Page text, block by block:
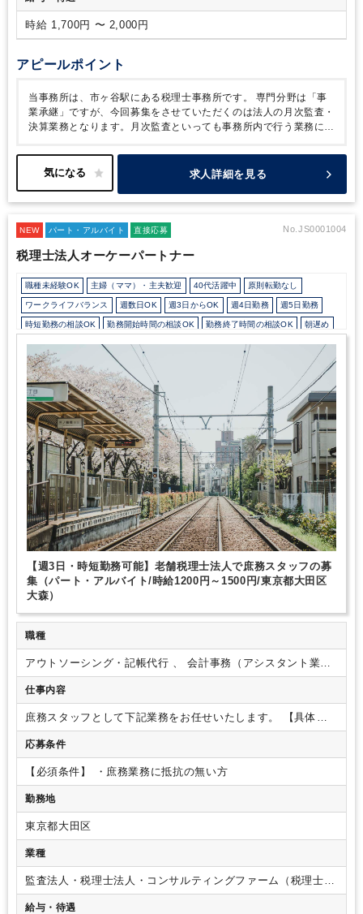
能です。臨機応変に対応させていただきまので、まずはご希望
をお聞かせください。・お子様等、ご親族の急な病気でのお
時給 1,700円 〜 2,000円
アピールポイント
当事務所は、市ヶ谷駅にある税理士事務所です。
専門分野は「事
業承継」ですが、今回募集をさせていただくのは法人の月次監査・
決算業務となります。月次監査といっても事務所内で行う業務にな
するのは所長が行い、皆様にはzoom等のオンラインで事務所内か
ら参加していただき、所長をフォローしていただく形となります。
での月次監査（データチェック）で確認事項が出てきた場合、経理
しい内容、自分では分からない内容のものが出てきた場合は所長も
事務所らしくない、綺麗で穏やかな雰囲気です。（IKEAで購入し
きる事務所作りを目指しています。）ランチの際、パートさん
（現在2名）は会議室を利用し、ゆっくり食事をとっていらっしゃ
います。また、中休みとしてブレイクタイム（14時半から15分
間）を設定しており、その時間はティータイム、仮眠をとる、コン
ビニへ行く、プライベートな用事を済ませる、など自由な時間を設
定しています。
お子様の急な病気、介護で急な対応を迫られた、
そのような場合は当日でも結構ですのでご連絡いただければお休
み、または、半日出社ということも可能です。
是非、一度当事務
所を見に来てください。
求人詳細を見る
NEW パート・アルバイト 直接応募 No.JS0001004
税理士法人オーケーパートナー
職種未経験OK 主婦（ママ）・主夫歓迎 40代活躍中 原則転勤なし
ワークライフバランス 週数日OK 週3日からOK 週4日勤務 週5日勤務
時短勤務の相談OK 勤務開始時間の相談OK 勤務終了時間の相談OK 朝遅め
10時以降出社OK 定時早め 16時以前退社OK フルタイム 時短OK
1日7時間未満勤務OK 9時30分出社OK 駅から徒歩5分以内
オフィスカジュアルOK 少人数の職場（所属部門の人数3人以下）
ルーティンワークがメイン 社内システム等のOJT 業務手順等のOJT
業界知識・専門用語等のOJT 土日祝休み 完全週休2日制
EXCELのスキルが活かせる 弥生会計 PCA 財務応援 e-Tax TKC
【週3日・時短勤務可能】老舗税理士法人で庶務スタッフの募
集（パート・アルバイト/時給1200円～1500円/東京都大田区
大森）
職種
アウトソーシング・記帳代行 、 会計事務（アシスタント業
務） 、 営業事務・一般事務
仕事内容
庶務スタッフとして下記業務をお任せいたします。
【具体的
な業務内容】・ファイリング業務・書類のスキャン、印刷・
資料作成
森支店での勤務となります。・クライアントの業種は様々
で、法人・個人のどちらもございます。
も可能です。まずはご希望の働き方をご相談ください。
応募条件
【必須条件】 ・庶務業務に抵抗の無い方
勤務地
東京都大田区
業種
監査法人・税理士法人・コンサルティングファーム（税理士法
人）
給与・待遇